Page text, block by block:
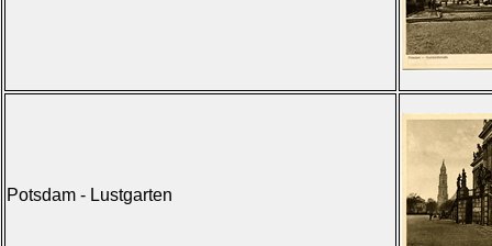
Potsdam - Lustgarten